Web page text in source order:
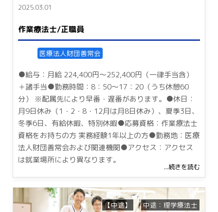
2025.03.01
作業療法士/正職員
医療法人財団善常会
●給与：月給 224,400円～252,400円（一律手当含）
＋諸手当●勤務時間：8：50～17：20（うち休憩60
分） ※配属先により早番・遅番があります。●休日：
月9日休み（1・2・8・12月は月8日休み）、夏季3日、
冬季6日、有給休暇、特別休暇●応募資格：作業療法士
資格をお持ちの方 実務経験1年以上の方●勤務地：医療
法人財団善常会および関連機関●アクセス：アクセス
は就業場所により異なります。
...続きを読む
【中途】 中途：理学療法士